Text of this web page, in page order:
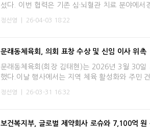
섰다. 이번 협력은 기존 심·뇌혈관 치료 분야에
정선영 26-04-03 18:22
문래동체육회, 의회 표창 수상 및 신임 이사 위촉
문래동체육회(회장 김태현)는 2026년 3월 30
했다.이날 행사에서는 지역 체육 활성화와 주민
정선영 26-03-31 16:32
보건복지부, 글로벌 제약회사 로슈와 7,100억